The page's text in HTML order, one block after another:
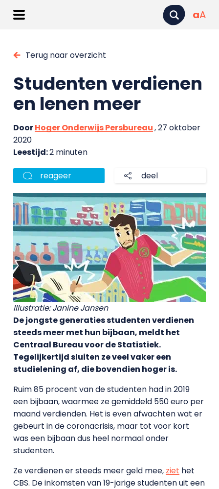
aA
Terug naar overzicht
Studenten verdienen
en lenen meer
DoorHoger Onderwijs Persbureau, 27 oktober
2020
Leestijd:2 minuten
reageer deel
Illustratie: Janine Jansen
De jongste generaties studenten verdienen
steeds meer met hun bijbaan, meldt het
Centraal Bureau voor de Statistiek.
Tegelijkertijd sluiten ze veel vaker een
studielening af, die bovendien hoger is.
Ruim 85 procent van de studenten had in 2019
een bijbaan, waarmee ze gemiddeld 550 euro per
maand verdienden. Het is even afwachten wat er
gebeurt in de coronacrisis, maar tot voor kort
was een bijbaan dus heel normaal onder
studenten.
Ze verdienen er steeds meer geld mee, ziet het
CBS. De inkomsten van 19-jarige studenten uit een